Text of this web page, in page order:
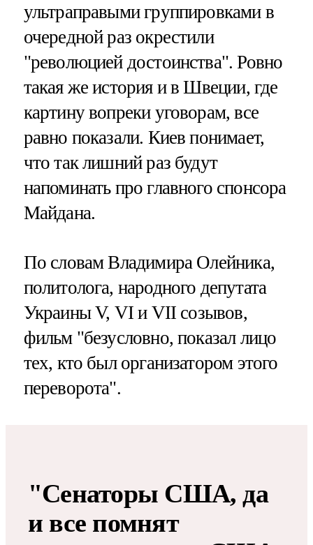
ультраправыми группировками в
очередной раз окрестили
"революцией достоинства". Ровно
такая же история и в Швеции, где
картину вопреки уговорам, все
равно показали. Киев понимает,
что так лишний раз будут
напоминать про главного спонсора
Майдана.
По словам Владимира Олейника,
политолога, народного депутата
Украины V, VI и VII созывов,
фильм "безусловно, показал лицо
тех, кто был организатором этого
переворота".
"Сенаторы США, да
и все помнят